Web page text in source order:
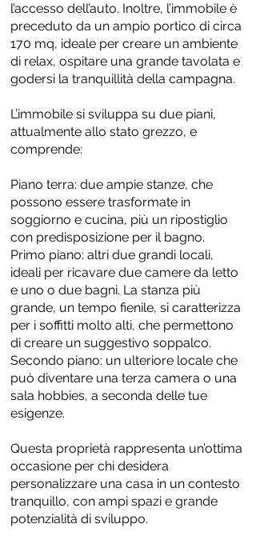
l’accesso dell’auto. Inoltre, l’immobile è
preceduto da un ampio portico di circa
170 mq, ideale per creare un ambiente
di relax, ospitare una grande tavolata e
godersi la tranquillità della campagna.
L’immobile si sviluppa su due piani,
attualmente allo stato grezzo, e
comprende:
Piano terra: due ampie stanze, che
possono essere trasformate in
soggiorno e cucina, più un ripostiglio
con predisposizione per il bagno.
Primo piano: altri due grandi locali,
ideali per ricavare due camere da letto
e uno o due bagni. La stanza più
grande, un tempo fienile, si caratterizza
per i soffitti molto alti, che permettono
di creare un suggestivo soppalco.
Secondo piano: un ulteriore locale che
può diventare una terza camera o una
sala hobbies, a seconda delle tue
esigenze.
Questa proprietà rappresenta un’ottima
occasione per chi desidera
personalizzare una casa in un contesto
tranquillo, con ampi spazi e grande
potenzialità di sviluppo.